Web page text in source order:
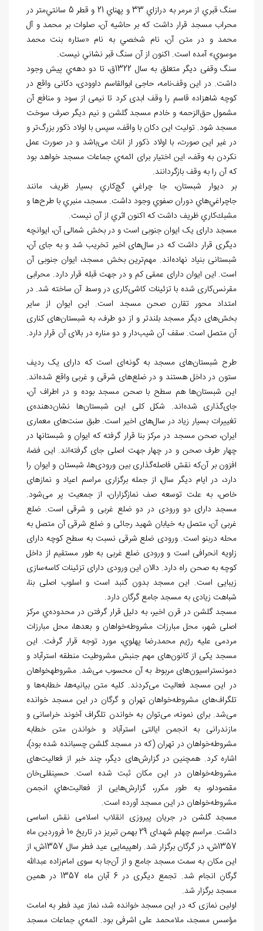
سنگ قبري از مرمر به درازاي 33 و پهناي 21 و قطر 5 سانتي‌متر در
محراب مسجد قرار داشت كه بر حاشيه آن، صلوات بر محمد و آل
محمد و در متن آن، نام شخصي به نام «ستاره بنت محمد
موسوي» آمده است. اكنون از آن سنگ قبر نشاني نيست.
سنگ وقفی ديگر متعلق به سال 1322ق، تا دو دهه‌ي پیش وجود
داشت. در اين وقف‌نامه، حاجی ابوالقاسم داوودی، دکانی واقع در
کوچه‌ شاهزاده قاسم را وقف ابدی کرد تا نیمی از سود و منافع آن
مشمول حق‌الزحمه و خادم مسجد گلشن و نیم دیگر صرف سوخت
مسجد شود. تولیت این دکان با واقف، سپس با اولاد ذکور بزرگ‌تر و
در غیر این صورت، با اولاد ذکور از اناث می‌باشد و در صورت عمل
نکردن به وقف، این اختیار برای ائمه‌ي جماعات مسجد خواهد بود
که آن را به وقف بازگردانند.
بر ديوار شبستان، جا چراغي گچ‌كاري بسيار ظريف مانند
جاچراغي‌هاي دوران صفوي وجود داشت. مسجد، منبري با طرح‌ها و
مشبك‌كاري ظريف داشت که اكنون اثري از آن نيست.
مسجد دارای یک ایوان جنوبی است و در بخش شمالی آن، ایوانچه
دیگری قرار داشت كه در سال‌های اخیر تخریب شد و به جای آن،
شبستانی بنیاد نهاده‌اند. مهم‌ترین بخش مسجد، ایوان جنوبی آن
است. این ایوان دارای عمقی کم و در جهت قبله قرار دارد. محرابی
مقرنس‌کاری شده با تزئینات کاشی‌کاری در وسط آن ساخته شد. در
امتداد محور تقارن صحن مسجد است. این ایوان از سایر
بخش‌های دیگر مسجد بلندتر و از دو طرف، به شبستان‌های کناری
آن متصل است. سقف آن شیب‌دار و دو مناره در بالای آن قرار دارد.
طرح شبستان‌های مسجد به گونه‌ای است که دارای یک ردیف
ستون در داخل هستند و در ضلع‌های شرقی و غربی واقع شده‌اند.
این شبستان‌ها هم سطح با صحن مسجد بوده و در اطراف آن،
جای‌گذاری شده‌اند. شکل کلی این شبستان‌ها نشان‌دهنده‌ی
تغییرات بسیار زیاد در سال‌های اخیر است. طبق سنت‌های معماری
ایران، صحن مسجد در مرکز بنا قرار گرفته که ایوان و شبستان‎ها در
چهار طرف صحن و در چهار جهت اصلی جای گرفته‌اند. این فضا،
افزون بر آن‌که نقش فاصله‌گذاری بین ورودی‌ها، شبستان و ایوان را
دارد، در ایام دیگر سال، از جمله برگزاری مراسم اعیاد و نمازهای
خاص، به علت توسعه صف نمازگزاران، از جمعیت پر می‌شود.
مسجد دارای دو ورودی در دو ضلع غربی و شرقی است. ضلع
غربی آن، متصل به خیابان شهید رجائی و ضلع شرقی آن متصل به
محله دربنو است. ورودی ضلع شرقی نسبت به سطح کوچه دارای
زاویه انحرافی است و ورودی ضلع غربی به طور مستقیم از داخل
کوچه به صحن راه دارد. دالان این ورودی دارای تزئینات کاسه‌سازی
زیبایی است. این مسجد بدون گنبد است و اسلوب اصلی بنا،
شباهت زیادی به مسجد جامع گرگان دارد.
مسجد گلشن در قرن اخیر، به دلیل قرار گرفتن در محدوده‌ي مرکز
اصلی شهر، محل مبارزات مشروطه‌خواهان و بعدها، محل مبارزات
مردمی علیه رژیم محمدرضا پهلوي، مورد توجه قرار گرفت. این
مسجد یکی از کانون‌های مهم جنبش مشروطیت منطقه استرآباد و
دمونستراسیون‌های مربوط به آن محسوب می‌شد. مشروطه‏خواهان
در این مسجد فعالیت می‌کردند. کلیه متن بیانیه‌ها، خطابه‌ها و
تلگراف‌های مشروطه‌خواهان تهران و گرگان در این مسجد خوانده
می‌شد. برای نمونه، می‌توان به خواندن تلگراف آخوند خراسانی و
مازندرانی به انجمن ایالتی استرآباد و خواندن متن خطابه
مشروطه‌خواهان در تهران (که در مسجد گلشن چسبانده شده بود)،
اشاره کرد. همچنین در گزارش‌های دیگر، چند خبر از فعالیت‌های
مشروطه‌خواهان در این مکان ثبت شده است. حسینقلی‌خان
مقصودلو، به طور مکرر، گزارش‌هایی از فعاليت‌هاي انجمن
مشروطه‌خواهان در این مسجد آورده است.
مسجد گلشن در جریان پیروزی انقلاب اسلامی نقش اساسی
داشت. مراسم چهلم شهدای 29 بهمن تبریز در تاریخ 10 فروردین ماه
1357ش، در گرگان برگزار شد. راهپیمایی عید فطر سال 1357ش، از
این مکان به سمت مسجد جامع و از آن‌جا به سوی امام‌زاده عبدالله
گرگان انجام شد. تجمع دیگری در 6 آبان ماه 1357 در همین
مسجد برگزار شد.
اولین نمازی که در این مسجد خوانده شد، نماز عید فطر به امامت
مؤسس مسجد، ملامحمد علی اشرفی بود. ائمه‌ي جماعات مسجد